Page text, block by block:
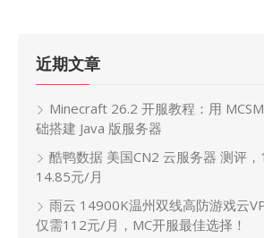
近期文章
Minecraft 26.2 开服教程：用
础搭建 Java 版服务器
酷鸭数据 美国CN2 云服务器 测评
14.85元/月
雨云 14900K温州双线高防游戏云
仅需112元/月，MC开服最佳选择！